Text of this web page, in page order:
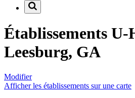
Établissements U-
Leesburg, GA
Modifier
Afficher les établissements sur une carte